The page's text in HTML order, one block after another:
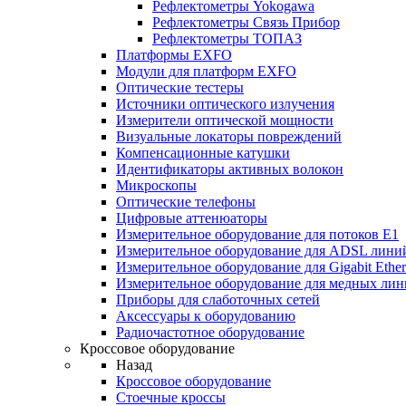
Рефлектометры Yokogawa
Рефлектометры Связь Прибор
Рефлектометры ТОПАЗ
Платформы EXFO
Модули для платформ EXFO
Оптические тестеры
Источники оптического излучения
Измерители оптической мощности
Визуальные локаторы повреждений
Компенсационные катушки
Идентификаторы активных волокон
Микроскопы
Оптические телефоны
Цифровые аттенюаторы
Измерительное оборудование для потоков Е1
Измерительное оборудование для ADSL
Измерительное оборудование для Gigabit
Измерительное оборудование для медных
Приборы для слаботочных сетей
Аксессуары к оборудованию
Радиочастотное оборудование
Кроссовое оборудование
Назад
Кроссовое оборудование
Стоечные кроссы